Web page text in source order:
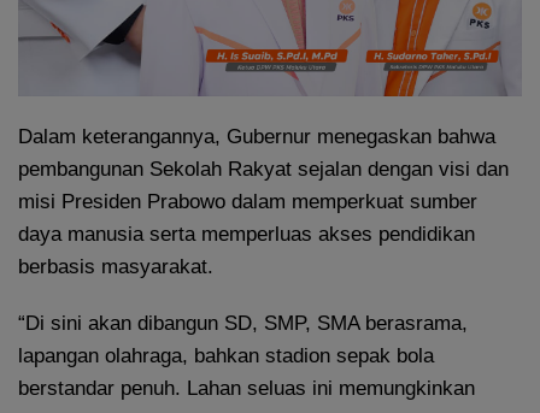
Dalam keterangannya, Gubernur menegaskan bahwa
pembangunan Sekolah Rakyat sejalan dengan visi dan
misi Presiden Prabowo dalam memperkuat sumber
daya manusia serta memperluas akses pendidikan
berbasis masyarakat.
“Di sini akan dibangun SD, SMP, SMA berasrama,
lapangan olahraga, bahkan stadion sepak bola
berstandar penuh. Lahan seluas ini memungkinkan